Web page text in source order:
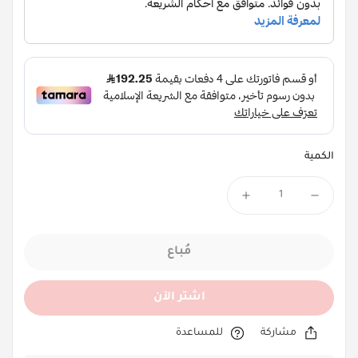
الكمية
مُباع
اشتر الآن
مشاركة للمساعدة